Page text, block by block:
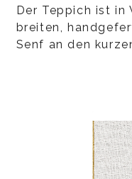
Der Teppich ist in
breiten,
Senf an den